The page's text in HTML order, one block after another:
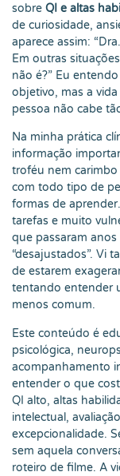
sobre QI e altas
de curiosidade,
aparece assim:
Em outras
não é?” Eu
objetivo, mas a
pessoa não cabe
Na minha prática
informação
troféu nem
com todo tipo de
formas de
tarefas e muito
que passaram anos
“desajustados”. Vi
de estarem
tentando entender
menos comum.
Este conteúdo é
psicológica,
acompanhamento
entender o que
QI alto, altas
intelectual,
excepcionalidade.
sem aquela
roteiro de filme. A